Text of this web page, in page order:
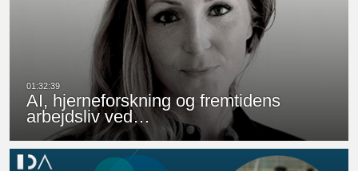
AI, hjerneforskning og fremtidens
arbejdsliv ved…